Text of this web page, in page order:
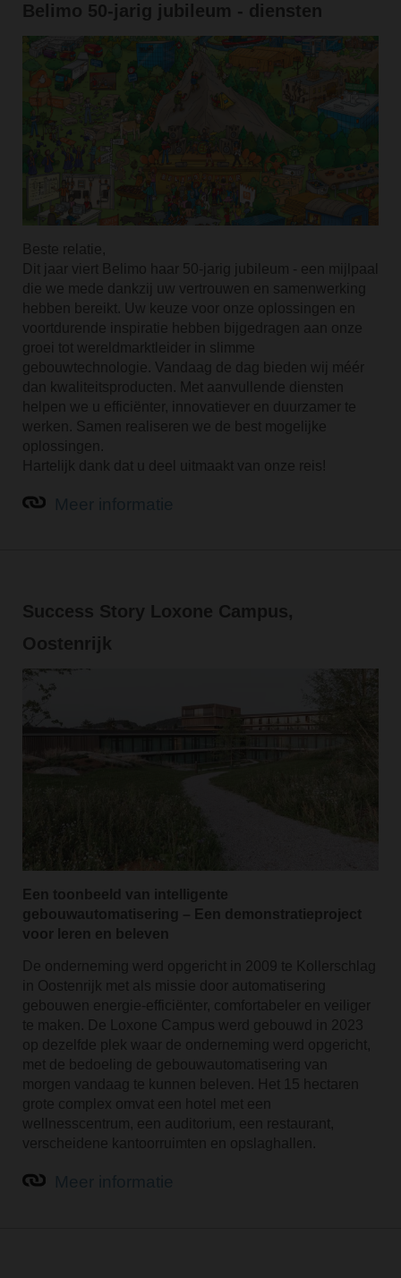
Belimo 50-jarig jubileum - diensten
Beste relatie,
Dit jaar viert Belimo haar 50-jarig jubileum - een mijlpaal
die we mede dankzij uw vertrouwen en samenwerking
hebben bereikt. Uw keuze voor onze oplossingen en
voortdurende inspiratie hebben bijgedragen aan onze
groei tot wereldmarktleider in slimme
gebouwtechnologie. Vandaag de dag bieden wij méér
dan kwaliteitsproducten. Met aanvullende diensten
helpen we u efficiënter, innovatiever en duurzamer te
werken. Samen realiseren we de best mogelijke
oplossingen.
Hartelijk dank dat u deel uitmaakt van onze reis!
Success Story Loxone Campus,
Oostenrijk
Een toonbeeld van intelligente
gebouwautomatisering – Een demonstratieproject
voor leren en beleven
De onderneming werd opgericht in 2009 te Kollerschlag
in Oostenrijk met als missie door automatisering
gebouwen energie-efficiënter, comfortabeler en veiliger
te maken. De Loxone Campus werd gebouwd in 2023
op dezelfde plek waar de onderneming werd opgericht,
met de bedoeling de gebouwautomatisering van
morgen vandaag te kunnen beleven. Het 15 hectaren
grote complex omvat een hotel met een
wellnesscentrum, een auditorium, een restaurant,
verscheidene kantoorruimten en opslaghallen.